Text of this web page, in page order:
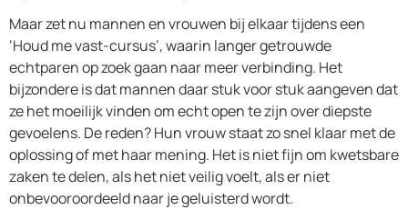
Maar zet nu mannen en vrouwen bij elkaar tijdens een
‘Houd me vast-cursus’, waarin langer getrouwde
echtparen op zoek gaan naar meer verbinding. Het
bijzondere is dat mannen daar stuk voor stuk aangeven dat
ze het moeilijk vinden om echt open te zijn over diepste
gevoelens. De reden? Hun vrouw staat zo snel klaar met de
oplossing of met haar mening. Het is niet fijn om kwetsbare
zaken te delen, als het niet veilig voelt, als er niet
onbevooroordeeld naar je geluisterd wordt.